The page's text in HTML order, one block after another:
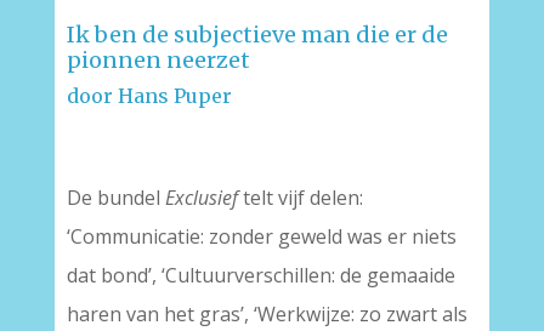
Ik ben de subjectieve man die er de
pionnen neerzet
door Hans Puper
De bundel Exclusieftelt vijf delen:
‘Communicatie: zonder geweld was er niets
dat bond’, ‘Cultuurverschillen: de gemaaide
haren van het gras’, ‘Werkwijze: zo zwart als